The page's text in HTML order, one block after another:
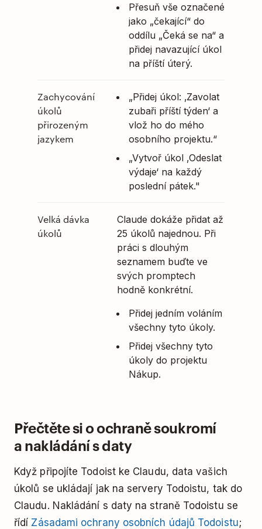
Přesuň vše označené
jako „čekající“ do
oddílu „Čeká se na“ a
přidej navazující úkol
na příští úterý.
Zachycování
úkolů
přirozeným
jazykem
„Přidej úkol: ‚Zavolat
zubaři příští týden‘ a
vlož ho do mého
osobního projektu.“
„Vytvoř úkol ‚Odeslat
výdaje‘ na každý
poslední pátek."
Velká dávka
úkolů
Claude dokáže přidat až
25 úkolů najednou. Při
práci s dlouhým
seznamem buďte ve
svých promptech
hodně konkrétní.
Přidej jedním voláním
všechny tyto úkoly.
Přidej všechny tyto
úkoly do projektu
Nákup.
Přečtěte si o ochraně soukromí
a nakládání s daty
Když připojíte Todoist ke Claudu, data vašich
úkolů se ukládají jak na servery Todoistu, tak do
Claudu. Nakládání s daty na straně Todoistu se
řídí Zásadami ochrany osobních údajů Todoistu;